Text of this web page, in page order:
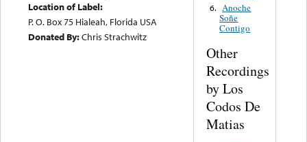
Location of Label:
P. O. Box 75 Hialeah, Florida USA
Donated By:Chris Strachwitz
6. Anoche
Soñe
Contigo
Other
Recordings
by Los
Codos De
Matias